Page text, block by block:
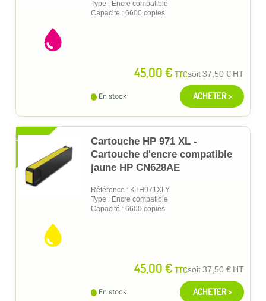
Type : Encre compatible
Capacité : 6600 copies
45,00 € TTCsoit37,50 € HT
En stock ACHETER >
XL
Cartouche HP 971 XL -
Cartouche d'encre compatible
jaune HP CN628AE
Référence : KTH971XLY
Type : Encre compatible
Capacité : 6600 copies
45,00 € TTCsoit37,50 € HT
En stock ACHETER >